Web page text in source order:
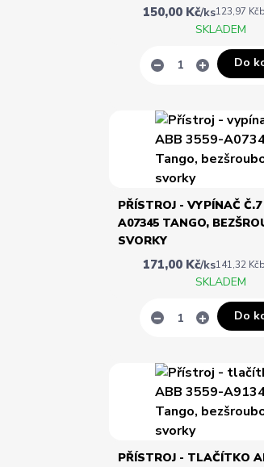
150,00 Kč/ks123,97 Kč
SKLADEM
Do
PŘÍSTROJ - VYPÍNAČ
A07345 TANGO,
SVORKY
171,00 Kč/ks141,32 Kč
SKLADEM
Do
PŘÍSTROJ - TLAČÍTKO